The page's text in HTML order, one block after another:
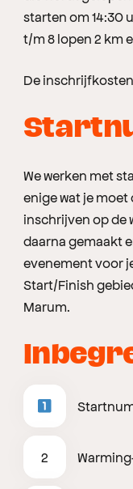
starten om 14:30
t/m 8 lopen 2 km
De
We werken met
enige wat je moet
inschrijven op de
daarna gemaakt
evenement voor
Start/Finish
Marum.
2